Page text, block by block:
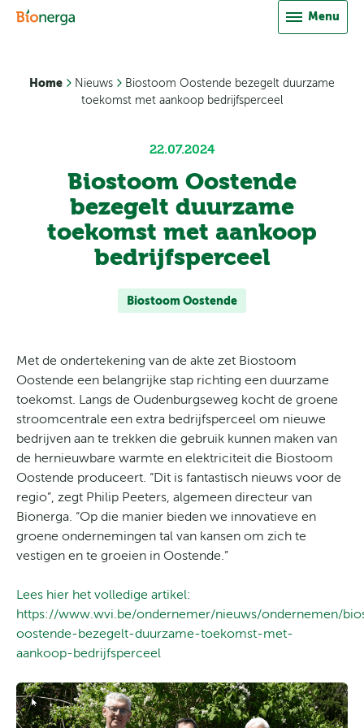
Direct naar inhoud
Menu
FROMTOGroencompost
Composteringsproces
Biostoom Beringen
Biostoom Oostende
Vacatures
Leverancier worden?
Home Nieuws
Biostoom Oostende bezegelt duurzame
toekomst met aankoop bedrijfsperceel
22.07.2024
Biostoom Oostende
bezegelt duurzame
toekomst met aankoop
bedrijfsperceel
Biostoom Oostende
Met de ondertekening van de akte zet Biostoom
Oostende een belangrijke stap richting een duurzame
toekomst. Langs de Oudenburgseweg kocht de groene
stroomcentrale een extra bedrijfsperceel om nieuwe
bedrijven aan te trekken die gebruik kunnen maken van
de hernieuwbare warmte en elektriciteit die Biostoom
Oostende produceert. “Dit is fantastisch nieuws voor de
regio”, zegt Philip Peeters, algemeen directeur van
Bionerga. “Op die manier bieden we innovatieve en
groene ondernemingen tal van kansen om zich te
vestigen en te groeien in Oostende.”
Lees hier het volledige artikel:
Biostoom
Oostende
toekomst
met
https://www.wvi.be/ondernemer/nieuws/ondernemen/
oostende-bezegelt-duurzame-toekomst-met-
aankoop-bedrijfsperceel